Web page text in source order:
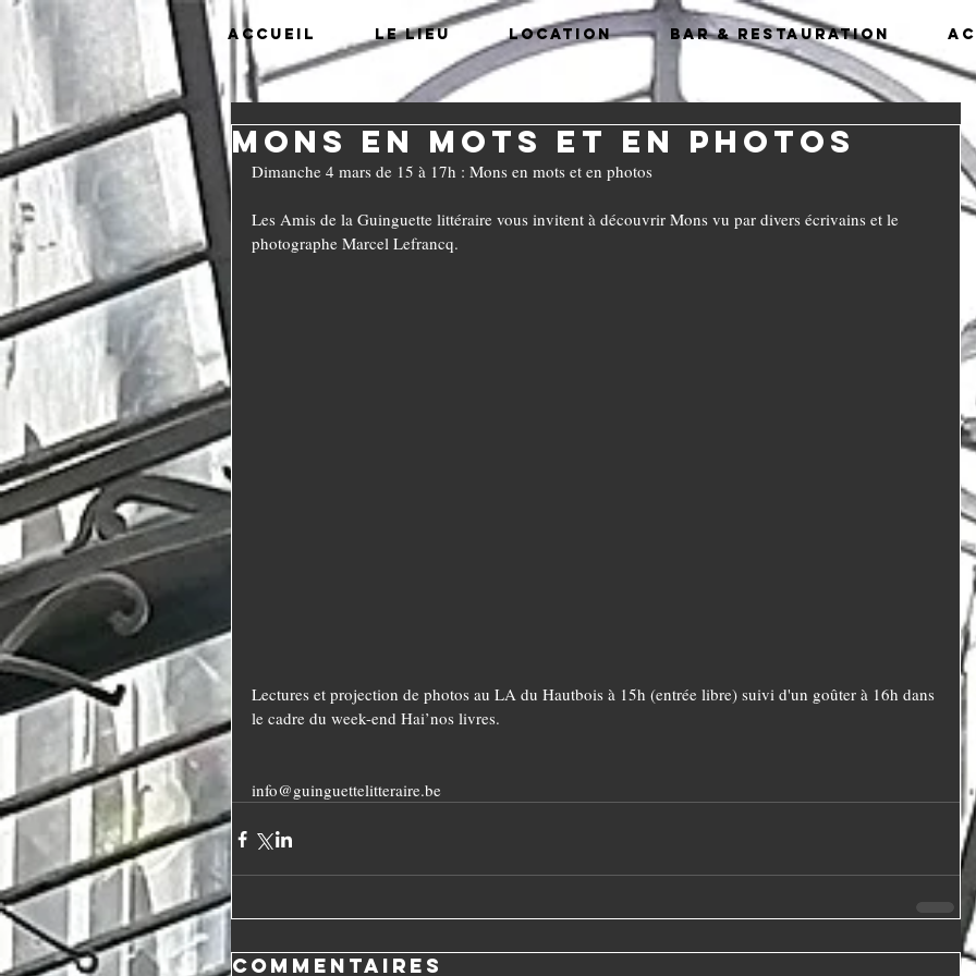
Accueil Le lieu Location Bar & Restauration
Mons en mots et en photos
Dimanche 4 mars de 15 à 17h : Mons en mots et en photos
Les Amis de la Guinguette littéraire vous invitent à découvrir Mons vu par divers écrivains et le
photographe Marcel Lefrancq.
Lectures et projection de photos au LA du Hautbois à 15h (entrée libre) suivi d'un goûter à 16h dans
le cadre du week-end Hai’nos livres.
info@guinguettelitteraire.be
Commentaires